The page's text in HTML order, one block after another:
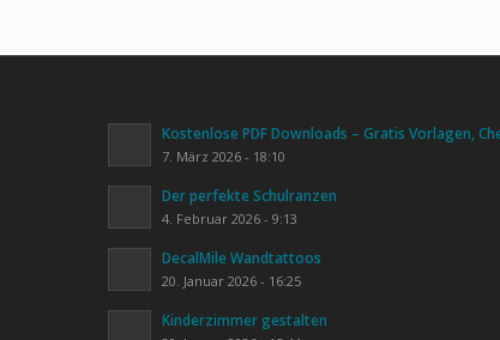
Kostenlose PDF Downloads – Gratis Vorlagen,
7. März 2026 - 18:10
Der perfekte Schulranzen
4. Februar 2026 - 9:13
DecalMile Wandtattoos
20. Januar 2026 - 16:25
Kinderzimmer gestalten